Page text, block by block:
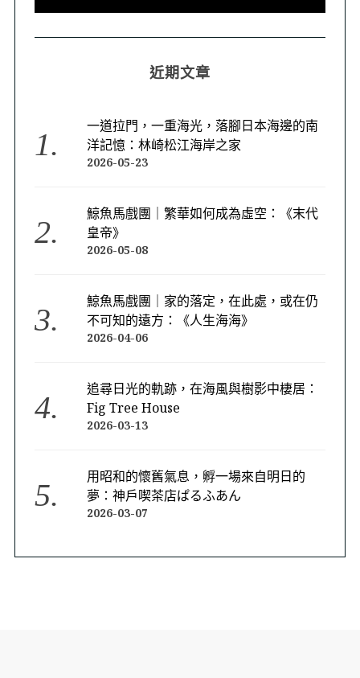
近期文章
一道拉門，一重海光，落腳日本海邊的南
洋記憶：林崎松江海岸之家
2026-05-23
鯨魚馬戲團｜繁華如何成為虛空：《末代
皇帝》
2026-05-08
鯨魚馬戲團｜家的落定，在此處，或在仍
不可知的遠方：《人生海海》
2026-04-06
追尋日光的軌跡，在海風與樹影中棲居：
Fig Tree House
2026-03-13
用昭和的懷舊氣息，孵一場來自明日的
夢：神戶喫茶店ぱるふあん
2026-03-07